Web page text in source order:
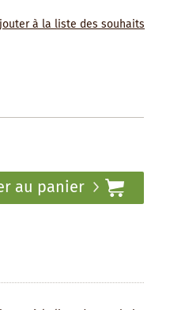
à la liste des souhaits
au panier